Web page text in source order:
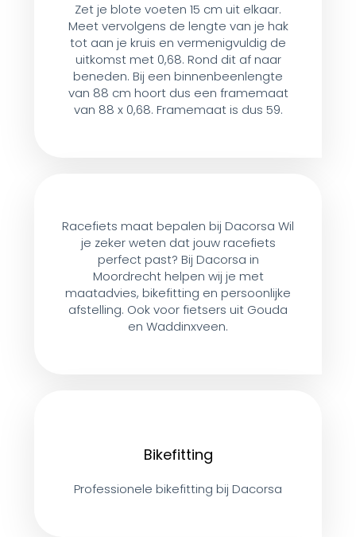
Zet je blote voeten 15 cm uit elkaar.
Meet vervolgens de lengte van je hak
tot aan je kruis en vermenigvuldig de
uitkomst met 0,68. Rond dit af naar
beneden. Bij een binnenbeenlengte
van 88 cm hoort dus een framemaat
van 88 x 0,68. Framemaat is dus 59.
Racefiets maat bepalen bij Dacorsa Wil
je zeker weten dat jouw racefiets
perfect past? Bij Dacorsa in
Moordrecht helpen wij je met
maatadvies, bikefitting en persoonlijke
afstelling. Ook voor fietsers uit Gouda
en Waddinxveen.
Bikefitting
Professionele bikefitting bij Dacorsa